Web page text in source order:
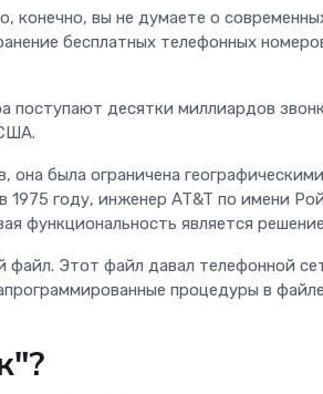
конечно, вы не думаете о
бесплатных телефонных
поступают десятки миллиардов
она была ограничена географическими
1975 году, инженер AT&T по имени Рой
функциональность является
файл. Этот файл давал телефонной
процедуры в файле